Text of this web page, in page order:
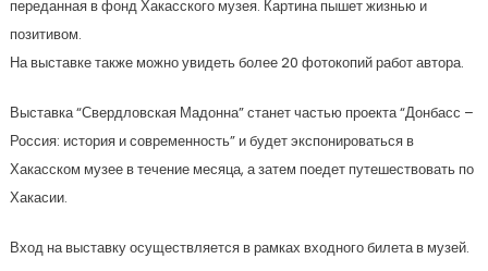
переданная в фонд Хакасского музея. Картина пышет жизнью и
позитивом.
На выставке также можно увидеть более 20 фотокопий работ автора.
Выставка “Свердловская Мадонна” станет частью проекта “Донбасс –
Россия: история и современность” и будет экспонироваться в
Хакасском музее в течение месяца, а затем поедет путешествовать по
Хакасии.
Вход на выставку осуществляется в рамках входного билета в музей.